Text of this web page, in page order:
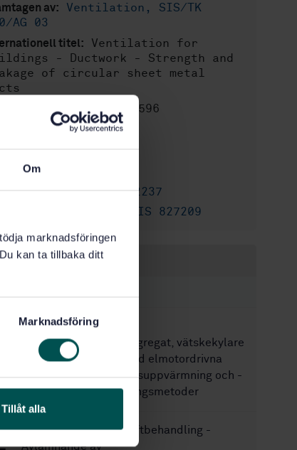
Om
marknadsföringen
kan ta tillbaka ditt
Marknadsföring
Tillåt alla
av:
Ventilation, SIS/TK
AG 03
titel:
Ventilation for
- Ductwork - Strength and
of circular sheet metal
STD-80011596
2003-04-11
sidor:
även på: SS-EN 12237
SIS 827209
samma område
SS-EN 14511-3:2022
Luftkonditioneringsaggregat, vätskekylare
och värmepumpar, med elmotordrivna
kompressorer, för rumsuppvärmning och -
kylning - Del 3: Provningsmetoder
SS-EN 12599:2012Luftbehandling -
Avlämnande av